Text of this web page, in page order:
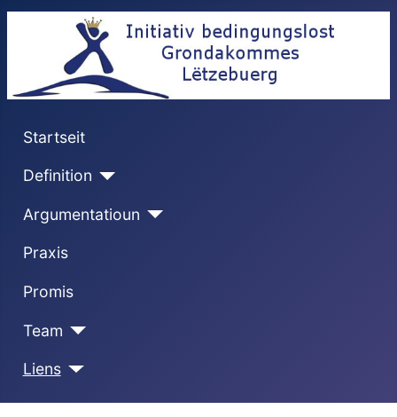
Startseit
Definition
Argumentatioun
Praxis
Promis
Team
Liens